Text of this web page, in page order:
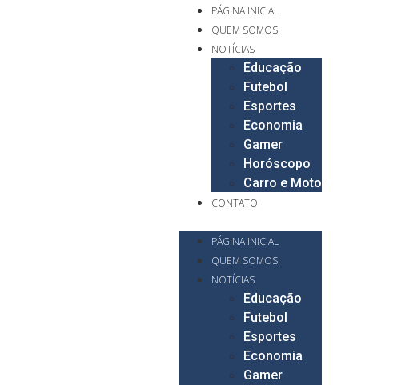
PÁGINA INICIAL
QUEM SOMOS
NOTÍCIAS
Educação
Futebol
Esportes
Economia
Gamer
Horóscopo
Carro e Moto
CONTATO
PÁGINA INICIAL
QUEM SOMOS
NOTÍCIAS
Educação
Futebol
Esportes
Economia
Gamer